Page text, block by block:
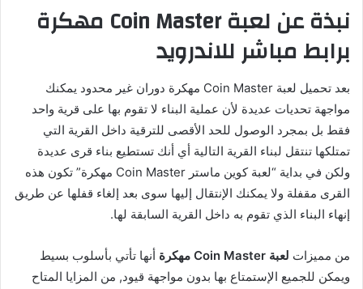
نبذة عن لعبة Coin Master مهكرة
برابط مباشر للاندرويد
بعد تحميل لعبة Coin Master مهكرة دوران غير محدود يمكنك
مواجهة تحديات عديدة لأن عملية البناء لا تقوم بها على قرية واحد
فقط بل بمجرد الوصول للحد الأقصى للترقية داخل القرية التي
تمتلكها تنتقل لبناء القرية التالية أي أنك تستطيع بناء قرى عديدة
ولكن في بداية “لعبة كوين ماستر Coin Master مهكرة” تكون هذه
القرى مقفلة ولا يمكنك الإنتقال إليها سوى بعد إلغاء قفلها عن طريق
إنهاء البناء الذي تقوم به داخل القرية السابقة لها.
من مميزات لعبة Coin Master مهكرة
أنها تأتي بأسلوب بسيط
ويمكن للجميع الإستمتاع بها بدون مواجهة قيود, من المزايا المتاح